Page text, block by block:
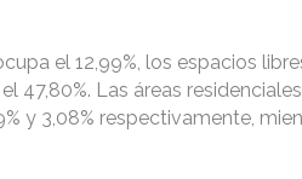
el 12,99%, los espacios
47,80%. Las áreas residenciales
y 3,08% respectivamente,